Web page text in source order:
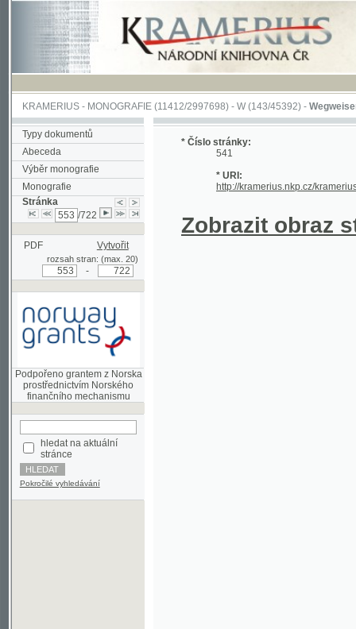
KRAMERIUS-MONOGRAFIE(11412/2997698) -W (143/45392)-Wegweiser durch
Typy dokumentů
Abeceda
Výběr monografie
Monografie
Stránka
/722
PDF Vytvořit
rozsah stran: (max. 20)
Podpořeno grantem z Norska
prostřednictvím Norského
hledat na aktuální
stránce
Pokročilé vyhledávání
* Číslo stránky:
541
* URI:
http://kramerius.nkp.cz/kramerius/